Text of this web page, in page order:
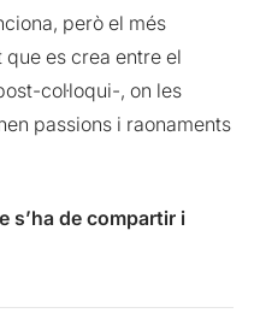
però el més
es crea entre el
col·loqui-, on les
passions i raonaments
s’ha de compartir i